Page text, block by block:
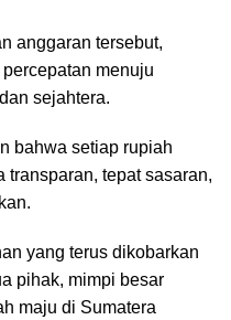
anggaran tersebut,
menuju
sejahtera.
bahwa setiap rupiah
transparan, tepat sasaran,
yang terus dikobarkan
pihak, mimpi besar
maju di Sumatera